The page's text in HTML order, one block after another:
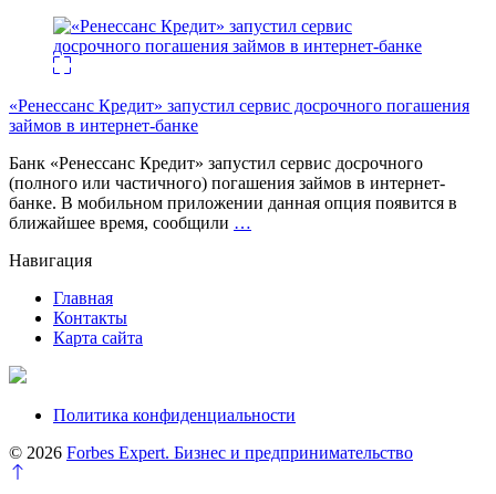
«Ренессанс Кредит» запустил сервис досрочного погашения
займов в интернет-банке
Банк «Ренессанс Кредит» запустил сервис досрочного
(полного или частичного) погашения займов в интернет-
банке. В мобильном приложении данная опция появится в
ближайшее время, сообщили …
Навигация
Главная
Контакты
Карта сайта
Политика конфиденциальности
© 2026 Forbes Expert. Бизнес и предпринимательство
Перейти